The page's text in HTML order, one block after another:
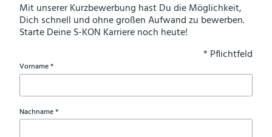
Mit unserer Kurzbewerbung hast Du die Möglichkeit,
Dich schnell und ohne großen Aufwand zu bewerben.
Starte Deine S-KON Karriere noch heute!
* Pflichtfeld
Vorname(Pflichtfeld)
Nachname(Pflichtfeld)